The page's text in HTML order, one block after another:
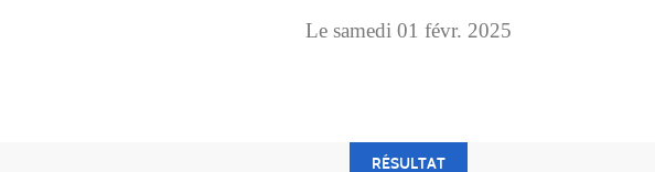
Le samedi 01 févr. 2025
RÉSULTAT